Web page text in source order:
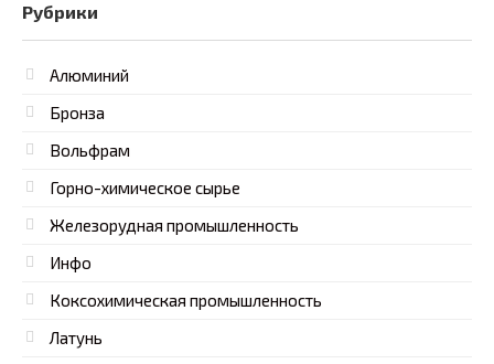
Рубрики
Алюминий
Бронза
Вольфрам
Горно-химическое сырье
Железорудная промышленность
Инфо
Коксохимическая промышленность
Латунь